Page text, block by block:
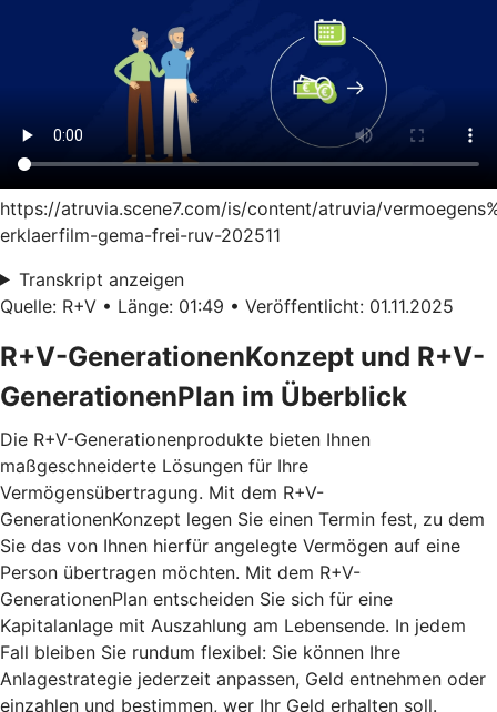
https://atruvia.scene7.com/is/content/atruvia/
erklaerfilm-gema-frei-ruv-202511
Transkript anzeigen
Quelle: R+V • Länge: 01:49 • Veröffentlicht: 01.11.2025
R+V-GenerationenKonzept und R+V-
GenerationenPlan im Überblick
Die R+V-Generationenprodukte bieten Ihnen
maßgeschneiderte Lösungen für Ihre
Vermögensübertragung. Mit dem R+V-
GenerationenKonzept legen Sie einen Termin fest, zu dem
Sie das von Ihnen hierfür angelegte Vermögen auf eine
Person übertragen möchten. Mit dem R+V-
GenerationenPlan entscheiden Sie sich für eine
Kapitalanlage mit Auszahlung am Lebensende. In jedem
Fall bleiben Sie rundum flexibel: Sie können Ihre
Anlagestrategie jederzeit anpassen, Geld entnehmen oder
einzahlen und bestimmen, wer Ihr Geld erhalten soll.